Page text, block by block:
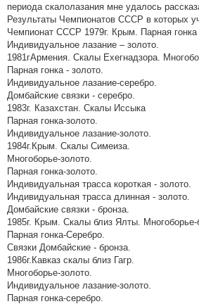
периода скалолазания мне удалось
Результаты Чемпионатов СССР в которых
Чемпионат СССР 1979г. Крым. Парная гонка
Индивидуальное лазание – золото.
1981гАрмения. Скалы Ехегнадзора.
Парная гонка - золото.
Индивидуальное лазание-серебро.
Домбайские связки - серебро.
1983г. Казахстан. Скалы Иссыка
Парная гонка-золото.
Индивидуальное лазание-золото.
1984г.Крым. Скалы Симеиза.
Многоборье-золото.
Парная гонка-золото.
Индивидуальная трасса короткая - золото.
Индивидуальная трасса длинная - золото.
Домбайские связки - бронза.
1985г. Крым. Скалы близ Ялты. Многоборье-
Парная гонка-Серебро.
Связки Домбайские - бронза.
1986г.Кавказ скалы близ Гагр.
Многоборье-золото.
Индивидуальное лазание-золото.
Парная гонка-серебро.